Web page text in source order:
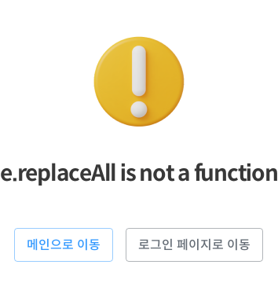
e.replaceAll is not a function
메인으로 이동 로그인 페이지로 이동